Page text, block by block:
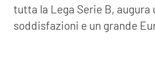
tutta la Lega Serie B,
soddisfazioni e un grande